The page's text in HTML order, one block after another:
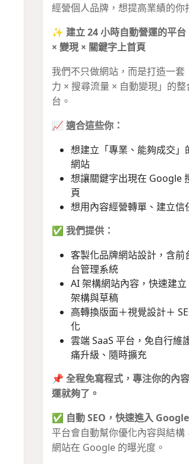
經營個人品牌，想提高業績的你
✨ 建立 24 小時自動營運的平台
× 變現 × 關鍵字上首頁
我們不只做網站，而是打造一套
力 × 搜尋流量 × 自動變現」的整
台。
📈 適合這些你：
想建立「專業、能夠成交」
網站
想讓關鍵字出現在 Google
頁
想用內容經營轉單、建立信
✅ 我們提供：
客製化品牌網站設計，含前
台管理系統
AI 架構網站內容，快速建立
架構與草稿
高轉換版面＋視覺設計＋
化
雲端 SaaS 平台，免自行維
痛升級、隨時擴充
📌 全程免寫程式，專注你的內
運就夠了。
✅ 自動 SEO，快速進入
平台會自動幫你優化內容與結構
網站在 Google 的曝光度。